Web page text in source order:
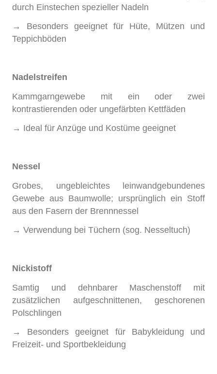
durch Einstechen spezieller Nadeln
→ Besonders geeignet für Hüte, Mützen und
Teppichböden
Nadelstreifen
Kammgarngewebe mit ein oder zwei
kontrastierenden oder ungefärbten Kettfäden
→ Ideal für Anzüge und Kostüme geeignet
Nessel
Grobes, ungebleichtes leinwandgebundenes
Gewebe aus Baumwolle; ursprünglich ein Stoff
aus den Fasern der Brennnessel
→ Verwendung bei Tüchern (sog. Nesseltuch)
Nickistoff
Samtig und dehnbarer Maschenstoff mit
zusätzlichen aufgeschnittenen, geschorenen
Polschlingen
→ Besonders geeignet für Babykleidung und
Freizeit- und Sportbekleidung